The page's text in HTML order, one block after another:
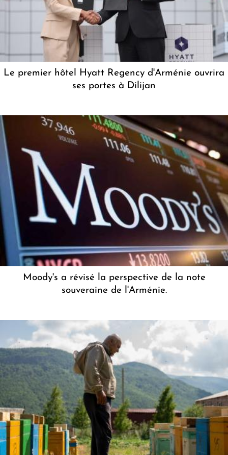
Le premier hôtel Hyatt Regency d'Arménie ouvrira
ses portes à Dilijan
Moody's a révisé la perspective de la note
souveraine de l'Arménie.